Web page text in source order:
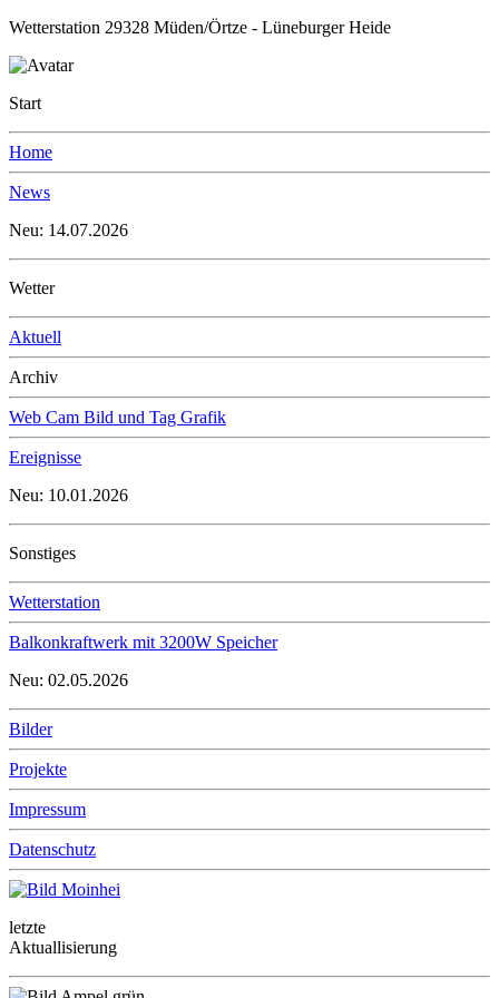
Wetterstation 29328 Müden/Örtze - Lüneburger Heide
Start
Home
News
Neu: 14.07.2026
Wetter
Aktuell
Archiv
Web Cam Bild und Tag Grafik
Ereignisse
Neu: 10.01.2026
Sonstiges
Wetterstation
Balkonkraftwerk mit 3200W Speicher
Neu: 02.05.2026
Bilder
Projekte
Impressum
Datenschutz
letzte
Aktuallisierung